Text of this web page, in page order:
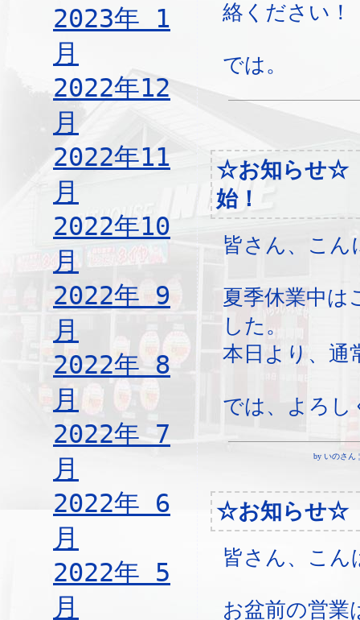
2023年 1
月
2022年12
月
2022年11
月
2022年10
月
2022年 9
月
2022年 8
月
2022年 7
月
2022年 6
月
2022年 5
月
絡ください！
では。
☆お知らせ☆
始！
皆さん、こん
夏季休業中は
した。
本日より、通
では、よろし
by いのさん
☆お知らせ☆
皆さん、こん
お盆前の営業